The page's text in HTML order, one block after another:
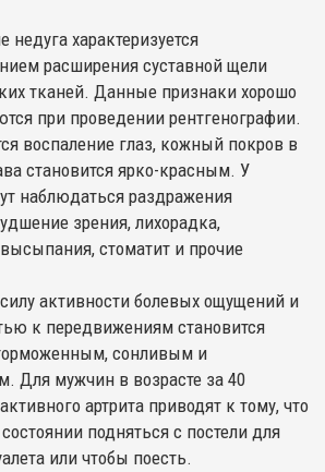
недуга характеризуется
расширения суставной щели
тканей. Данные признаки хорошо
при проведении рентгенографии.
воспаление глаз, кожный покров в
становится ярко-красным. У
наблюдаться раздражения
зрения, лихорадка,
стоматит и прочие
активности болевых ощущений и
к передвижениям становится
сонливым и
Для мужчин в возрасте за 40
артрита приводят к тому, что
подняться с постели для
или чтобы поесть.